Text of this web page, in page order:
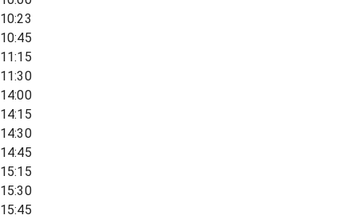
10:23
10:45
11:15
11:30
14:00
14:15
14:30
14:45
15:15
15:30
15:45